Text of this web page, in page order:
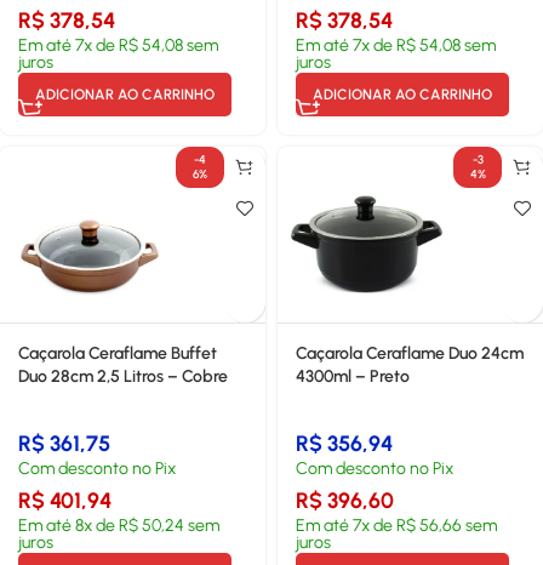
R$378,54
Em até7x deR$54,08sem
juros
ADICIONAR AO CARRINHO
R$378,54
Em até7x deR$54,08sem
juros
ADICIONAR AO CARRINHO
-4
6%
Caçarola Ceraflame Buffet
Duo 28cm 2,5 Litros – Cobre
R$361,75
Com desconto no Pix
R$401,94
Em até8x deR$50,24 sem
juros
-3
4%
Caçarola Ceraflame Duo 24cm
4300ml – Preto
R$356,94
Com desconto no Pix
R$396,60
Em até7x deR$56,66 sem
juros